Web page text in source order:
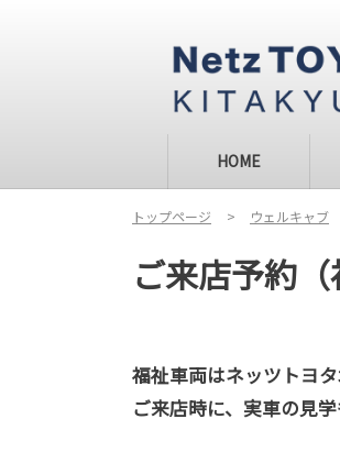
HOME
トップページ ウェルキャブ
ご来店予約（
福祉車両はネッツトヨ
ご来店時に、実車の見